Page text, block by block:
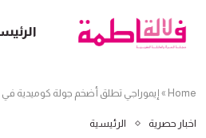
Home
» إيموراجي تطلق أضخم جولة كوميدية
اخبار حصرية الرئيسية